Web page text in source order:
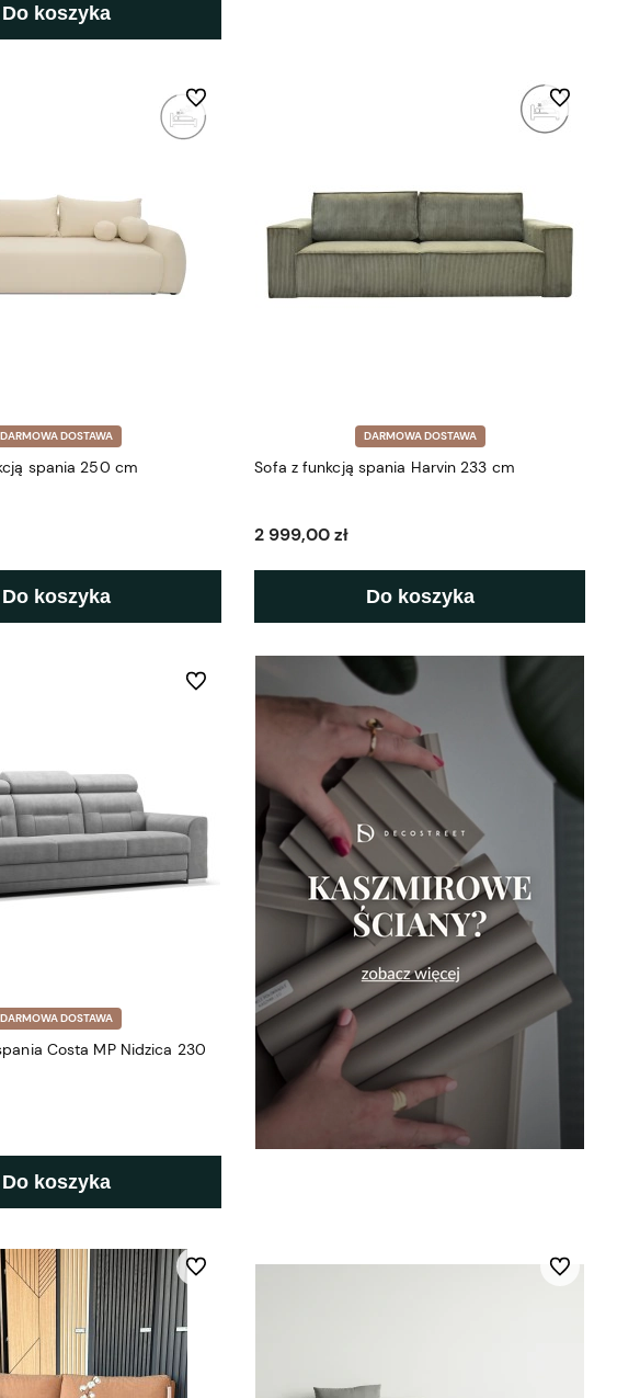
Do koszyka
DARMOWA DOSTAWA
spania 250 cm
Do koszyka
Do ulubionych
DARMOWA DOSTAWA
Sofa z funkcją spania Harvin 233 cm
2 999,00 zł
Do koszyka
Do ulubionych
DARMOWA DOSTAWA
Costa MP Nidzica 230
Do koszyka
Do ulubionych
Do ulubionych Do ulubionych